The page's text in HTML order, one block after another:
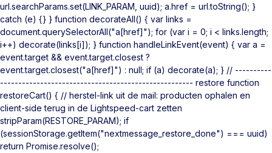
url.searchParams.set(LINK_PARAM, uuid); a.href = url.toString(); }
catch (e) {} } function decorateAll() { var links =
document.querySelectorAll("a[href]"); for (var i = 0; i < links.length;
i++) decorate(links[i]); } function handleLinkEvent(event) { var a =
event.target && event.target.closest ?
event.target.closest("a[href]") : null; if (a) decorate(a); } // ----------
----------------------------------------------------- restore function
restoreCart() { // herstel-link uit de mail: producten ophalen en
client-side terug in de Lightspeed-cart zetten
stripParam(RESTORE_PARAM); if
(sessionStorage.getItem("nextmessage_restore_done") === uuid)
return Promise.resolve();